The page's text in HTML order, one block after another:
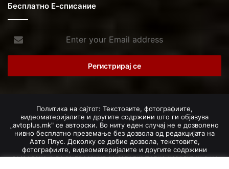
Бесплатно Е-списание
your
Email
Политика на сајтот: Текстовите, фотографиите,
видеоматеријалите и другите содржини што ги објавува
„avtoplus.mk" се авторски. Во ниту еден случај не е дозволено
нивно бесплатно преземање без дозвола од редакцијата на
Авто Плус. Доколку се добие дозвола, текстовите,
фотографиите, видеоматеријалите и другите содржини
дозволено е да се преземат со задолжително наведување на